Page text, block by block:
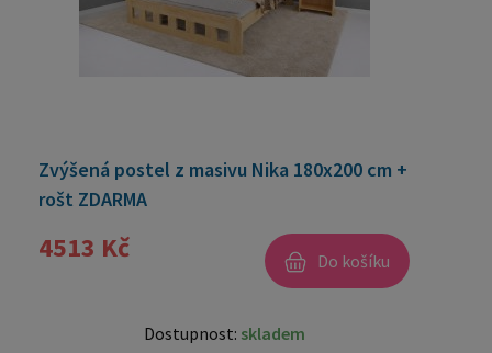
Zvýšená postel z masivu Nika 180x200 cm +
rošt ZDARMA
4513 Kč Do košíku
Dostupnost: skladem